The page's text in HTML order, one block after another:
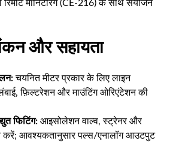
रिमोट मॉनिटरिंग (CE-216) के साथ संयोजन
और सहायता
चयनित मीटर प्रकार के लिए लाइन
फ़िल्टरेशन और माउंटिंग ओरिएंटेशन की
फिटिंग: आइसोलेशन वाल्व, स्ट्रेनर और
करें; आवश्यकतानुसार पल्स/एनालॉग आउटपुट